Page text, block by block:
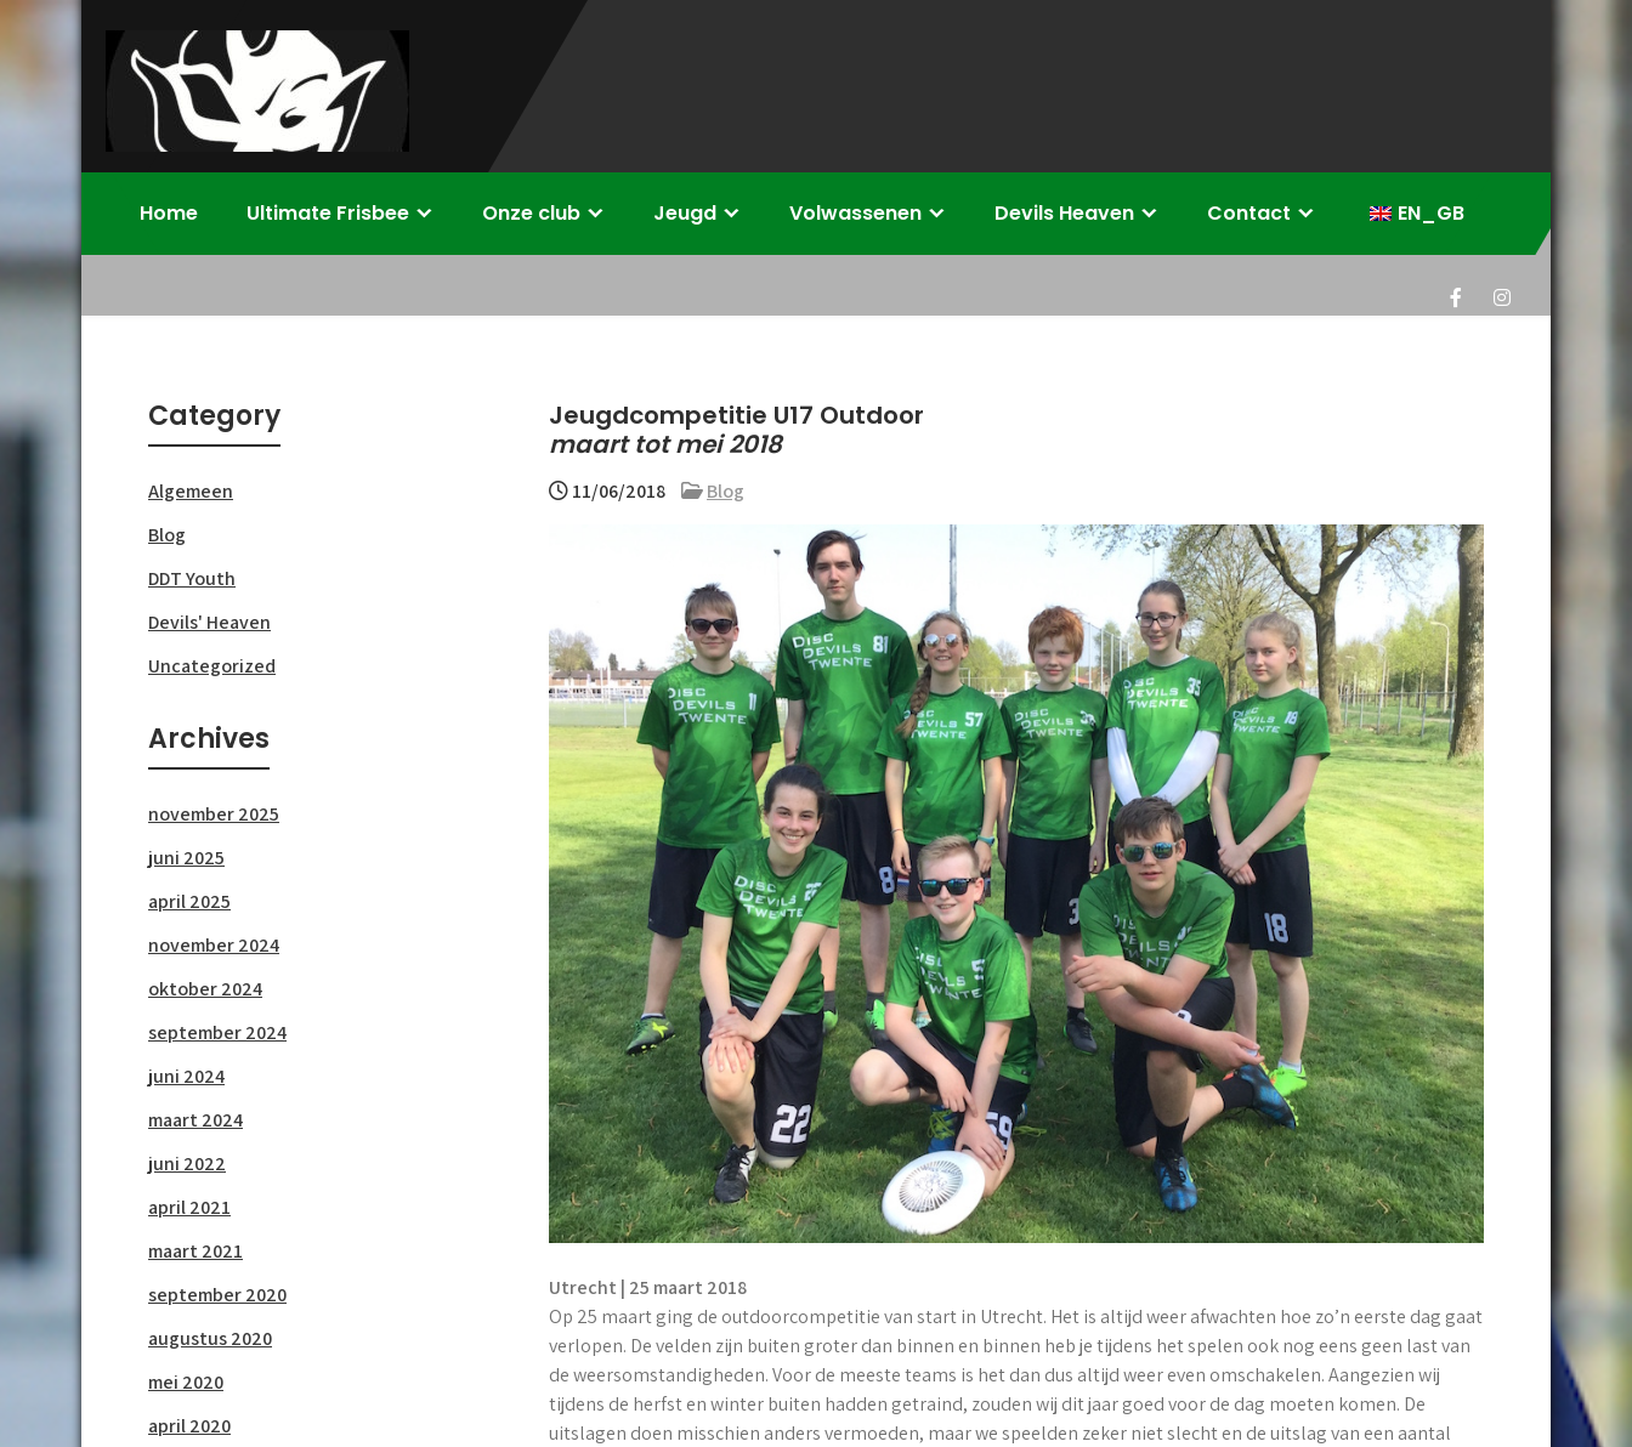
Disc Devils
Twente –
Ultimate Frisbee Vereniging Enschede
Home Ultimate Frisbee Onze club Jeugd Volwassenen Devils Heaven Contact EN_GB
Jeugdcompetitie U17 Outdoor
maart tot mei 2018
11/06/2018 Blog
Utrecht | 25 maart 2018
Op 25 maart ging de outdoorcompetitie van start in Utrecht. Het is altijd weer afwachten hoe zo’n eerste dag gaat
verlopen. De velden zijn buiten groter dan binnen en binnen heb je tijdens het spelen ook nog eens geen last van
de weersomstandigheden. Voor de meeste teams is het dan dus altijd weer even omschakelen. Aangezien wij
tijdens de herfst en winter buiten hadden getraind, zouden wij dit jaar goed voor de dag moeten komen. De
uitslagen doen misschien anders vermoeden, maar we speelden zeker niet slecht en de uitslag van een aantal
Category
Algemeen
Blog
DDT Youth
Devils' Heaven
Uncategorized
Archives
november 2025
juni 2025
april 2025
november 2024
oktober 2024
september 2024
juni 2024
maart 2024
juni 2022
april 2021
maart 2021
september 2020
augustus 2020
mei 2020
april 2020